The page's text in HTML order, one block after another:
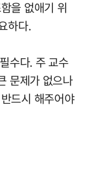
을 없애기 위
하다.
수다. 주 교수
문제가 없으나
드시 해주어야